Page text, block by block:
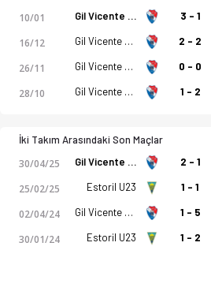
10/01 Gil Vicente U23 3 - 1
16/12 Gil Vicente U23 2 - 2
26/11 Gil Vicente U23 0 - 0
28/10 Gil Vicente U23 1 - 2
İki Takım Arasındaki Son Maçlar
30/04/25 Gil Vicente U23 2 - 1
25/02/25 Estoril U23 1 - 1
02/04/24 Gil Vicente U23 1 - 5
30/01/24 Estoril U23 1 - 2